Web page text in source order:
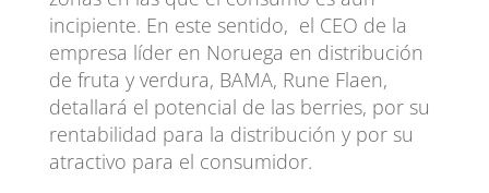
incipiente. En este sentido, el CEO de la
empresa líder en Noruega en distribución
de fruta y verdura, BAMA, Rune Flaen,
detallará el potencial de las berries, por su
rentabilidad para la distribución y por su
atractivo para el consumidor.